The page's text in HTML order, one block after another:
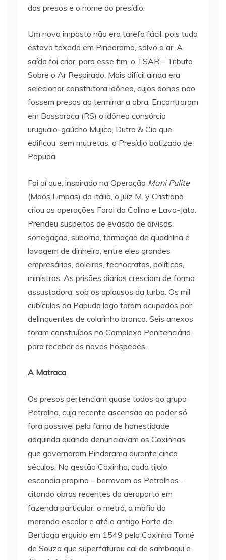
dos presos e o nome do presídio.
Um novo imposto não era tarefa fácil, pois tudo
estava taxado em Pindorama, salvo o ar. A
saída foi criar, para esse fim, o TSAR – Tributo
Sobre o Ar Respirado. Mais difícil ainda era
selecionar construtora idônea, cujos donos não
fossem presos ao terminar a obra. Encontraram
em Bossoroca (RS) o idôneo consórcio
uruguaio-gaúcho Mujica, Dutra & Cia que
edificou, sem mutretas, o Presídio batizado de
Papuda.
Foi aí que, inspirado na Operação Mani Pulite
(Mãos Limpas) da Itália, o juiz M. y Cristiano
criou as operações Farol da Colina e Lava-Jato.
Prendeu suspeitos de evasão de divisas,
sonegação, suborno, formação de quadrilha e
lavagem de dinheiro, entre eles grandes
empresários, doleiros, tecnocratas, políticos,
ministros. As prisões diárias cresciam de forma
assustadora, sob os aplausos da turba. Os mil
cubículos da Papuda logo foram ocupados por
delinquentes de colarinho branco. Seis anexos
foram construídos no Complexo Penitenciário
para receber os novos hospedes.
A Matraca
Os presos pertenciam quase todos ao grupo
Petralha, cuja recente ascensão ao poder só
fora possível pela fama de honestidade
adquirida quando denunciavam os Coxinhas
que governaram Pindorama durante cinco
séculos. Na gestão Coxinha, cada tijolo
escondia propina – berravam os Petralhas –
citando obras recentes do aeroporto em
fazenda particular, o metrô, a máfia da
merenda escolar e até o antigo Forte de
Bertioga erguido em 1549 pelo Coxinha Tomé
de Souza que superfaturou cal de sambaqui e